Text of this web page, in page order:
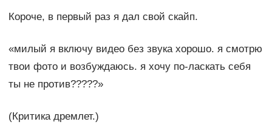
Короче, в первый раз я дал свой скайп.
«милый я включу видео без звука хорошо. я смотрю
твои фото и возбуждаюсь. я хочу по-ласкать себя
ты не против?????»
(Критика дремлет.)